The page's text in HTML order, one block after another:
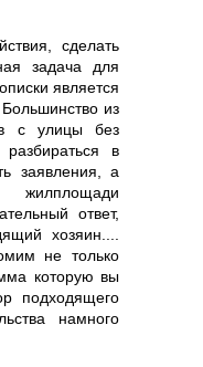
сделать
задача для
является
из
с улицы без
в
заявления, а
жилплощади
ответ,
хозяин....
не только
которую вы
подходящего
намного